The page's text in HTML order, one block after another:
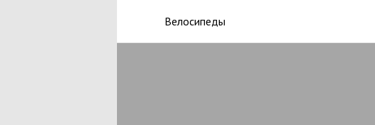
Велосипеды